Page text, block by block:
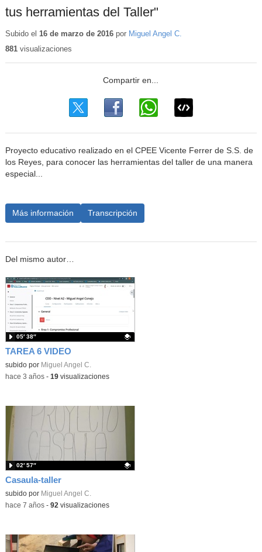
tus herramientas del Taller"
Subido el 16 de marzo de 2016por Miguel Angel C.
881visualizaciones
Proyecto educativo realizado en el CPEE Vicente Ferrer de S.S. de
los Reyes, para conocer las herramientas del taller de una manera
especial...
Más información Transcripción
Del mismo autor…
TAREA 6 VIDEO
Contenido educativo.
subido por Miguel Angel C.
05′ 38″
-hace 3 años- 19visualizaciones
Casaula-taller
Contenido educativo.
subido por Miguel Angel C.
02′ 57″
-hace 7 años- 92 visualizaciones